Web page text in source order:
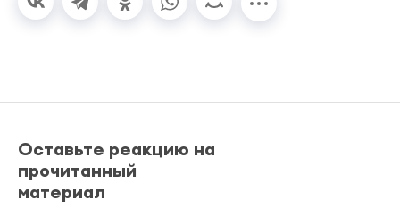
Оставьте реакцию на
прочитанный
материал